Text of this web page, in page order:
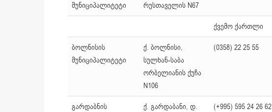
მუნიციპალიტეტი
რუსთაველის N67
ქვემო ქართლი
ბოლნისის
მუნიციპალიტეტი
ქ. ბოლნისი,
სულხან-საბა
ორბელიანის ქუჩა
N106
(0358) 22 25 55
გარდაბნის
ქ. გარდაბანი, დ.
(+995) 595 24 26 62